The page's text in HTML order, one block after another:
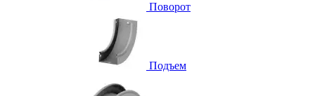
Поворот
Подъем